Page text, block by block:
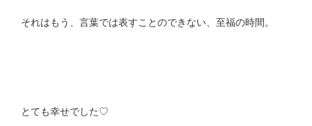
それはもう、言葉では表すことのできない、至福の時間。
とても幸せでした♡